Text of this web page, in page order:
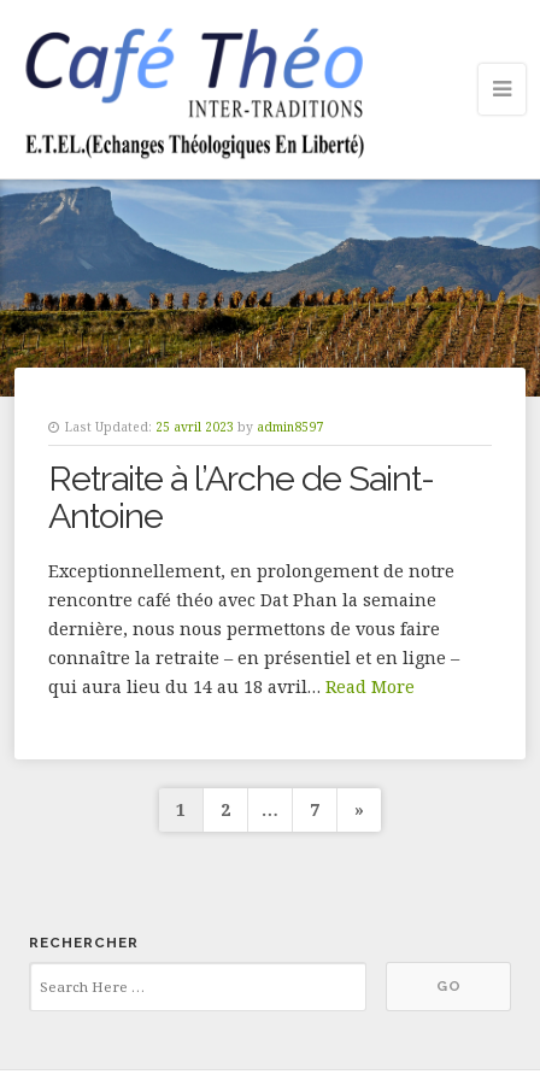
Last Updated: 25 avril 2023 by admin8597
Retraite à l’Arche de Saint-
Antoine
Exceptionnellement, en prolongement de notre
rencontre café théo avec Dat Phan la semaine
dernière, nous nous permettons de vous faire
connaître la retraite – en présentiel et en ligne –
qui aura lieu du 14 au 18 avril… Read More
Pagination
1 2 … 7 »
RECHERCHER